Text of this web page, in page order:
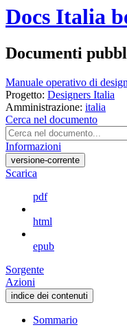
Docs Italia
Documenti
Manuale operativo di design
Progetto: Designers Italia
Amministrazione: italia
Cerca nel documento
Informazioni
versione-corrente
Scarica
pdf
html
epub
Sorgente
Azioni
indice dei contenuti
Sommario